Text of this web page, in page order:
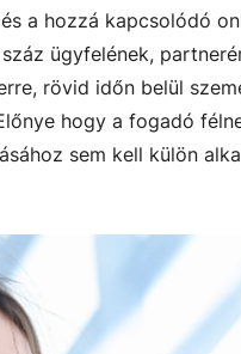
a hozzá kapcsolódó
ügyfelének,
rövid időn belül
hogy a fogadó
sem kell külön